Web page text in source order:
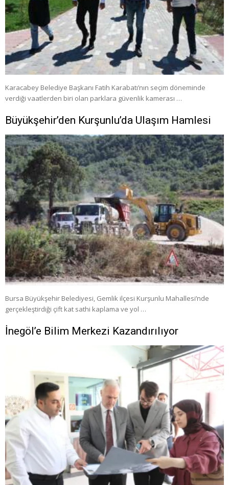
Karacabey Belediye Başkanı Fatih Karabatı’nın seçim döneminde
verdiği vaatlerden biri olan parklara güvenlik kamerası …
Büyükşehir’den Kurşunlu’da Ulaşım Hamlesi
Bursa Büyükşehir Belediyesi, Gemlik ilçesi Kurşunlu Mahallesi’nde
gerçekleştirdiği çift kat sathi kaplama ve yol …
İnegöl’e Bilim Merkezi Kazandırılıyor